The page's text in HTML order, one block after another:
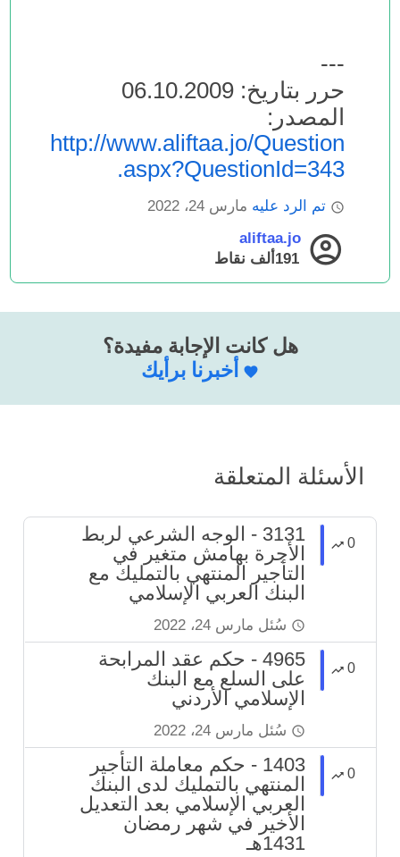
---
حرر بتاريخ: 06.10.2009
المصدر:
http://www.aliftaa.jo/Question
.aspx?QuestionId=343
تم الرد عليه مارس 24، 2022
aliftaa.jo
191ألف
نقاط
هل كانت الإجابة مفيدة؟
أخبرنا برأيك
الأسئلة المتعلقة
0
3131 - الوجه الشرعي لربط
الأجرة بهامش متغير في
التأجير المنتهي بالتمليك مع
البنك العربي الإسلامي
سُئل مارس 24، 2022
0
4965 - حكم عقد المرابحة
على السلع مع البنك
الإسلامي الأردني
سُئل مارس 24، 2022
0
1403 - حكم معاملة التأجير
المنتهي بالتمليك لدى البنك
العربي الإسلامي بعد التعديل
الأخير في شهر رمضان
1431هـ